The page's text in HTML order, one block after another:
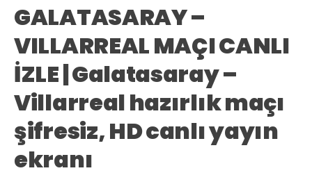
GALATASARAY –
VILLARREAL MAÇI CANLI
İZLE | Galatasaray –
Villarreal hazırlık maçı
şifresiz, HD canlı yayın
ekranı